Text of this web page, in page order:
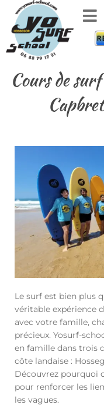
Cours de
Le surf est bien plus
véritable expérience
avec votre famille,
précieux. Yosurf-
en famille dans trois
côte landaise :
Découvrez pourquoi
pour renforcer les
les vagues.